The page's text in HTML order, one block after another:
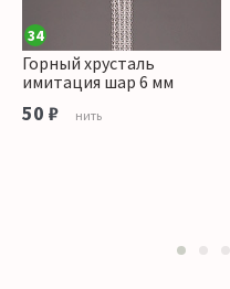
34
Горный хрусталь
имитация шар 6 мм
50 ₽ нить